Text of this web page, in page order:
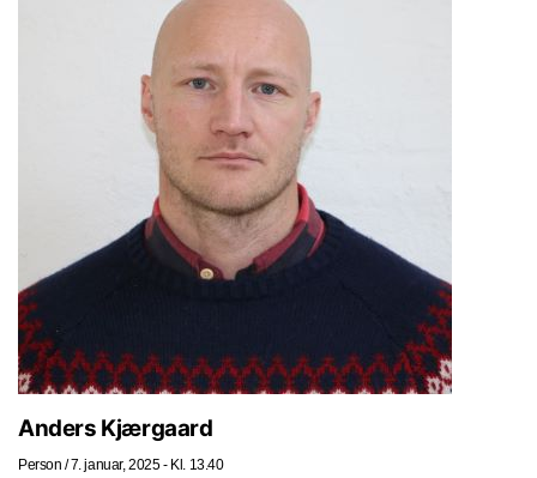
Anders Kjærgaard
Person / 7. januar, 2025 - Kl. 13.40